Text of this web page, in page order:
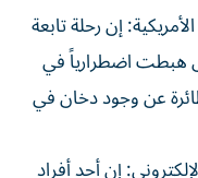
إن رحلة ​تابعة
‌أكثر من ‌200 شخص هبطت اضطرارياً في
عن وجود دخان في